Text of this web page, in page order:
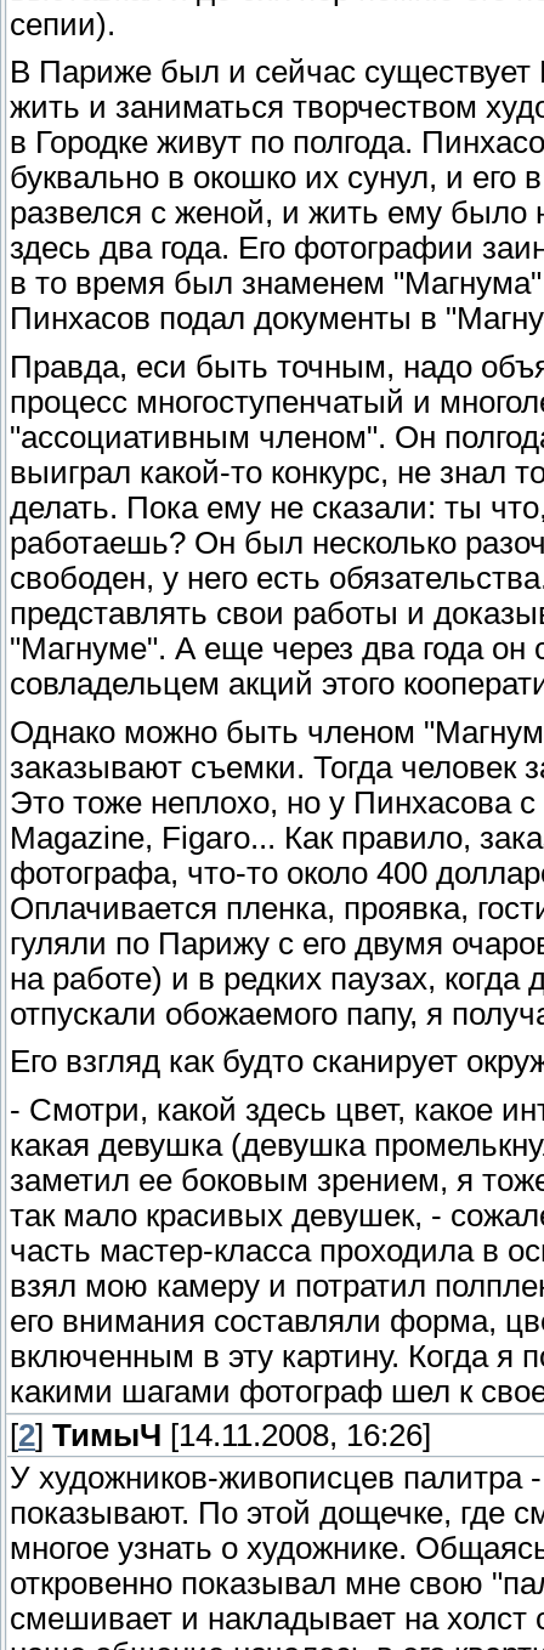
сепии).
В Париже был и сейчас существует
жить и заниматься творчеством
в Городке живут по полгода.
буквально в окошко их сунул, и его
развелся с женой, и жить ему было
здесь два года. Его фотографии
в то время был знаменем
Пинхасов подал документы в
Правда, еси быть точным, надо
процесс многоступенчатый и
"ассоциативным членом". Он
выиграл какой-то конкурс, не знал
делать. Пока ему не сказали: ты
работаешь? Он был несколько
свободен, у него есть
представлять свои работы и
"Магнуме". А еще через два года
совладельцем акций этого
Однако можно быть членом
заказывают съемки. Тогда человек
Это тоже неплохо, но у Пинхасова
Magazine, Figaro... Как правило,
фотографа, что-то около 400
Оплачивается пленка, проявка,
гуляли по Парижу с его двумя
на работе) и в редких паузах,
отпускали обожаемого папу, я
Его взгляд как будто сканирует
- Смотри, какой здесь цвет, какое
какая девушка (девушка
заметил ее боковым зрением, я
так мало красивых девушек, -
часть мастер-класса проходила в
взял мою камеру и потратил
его внимания составляли форма,
включенным в эту картину. Когда я
какими шагами фотограф шел к
[2] ТимыЧ [14.11.2008, 16:26]
У художников-живописцев палитра
показывают. По этой дощечке, где
многое узнать о художнике.
откровенно показывал мне свою
смешивает и накладывает на холст